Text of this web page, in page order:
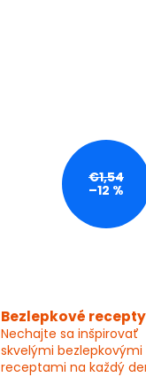
€1,54
–12 %
Bezlepkové recepty
Nechajte sa inšpirovať
skvelými bezlepkovými
receptami na každý